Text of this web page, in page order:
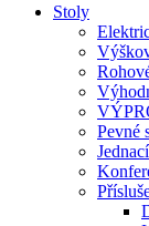
Stoly
Pevné